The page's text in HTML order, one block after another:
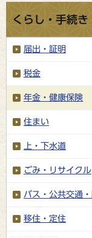
くらし・手続き
届出・証明
税金
年金・健康保険
住まい
上・下水道
ごみ・リサイクル
バス・公共交通
移住・定住